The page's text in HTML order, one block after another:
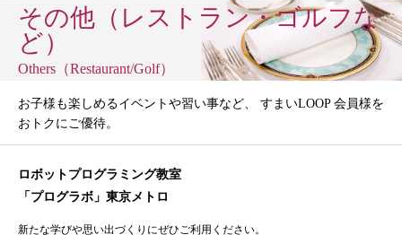
その他（レストラン・ゴルフな
ど）
Others（Restaurant/Golf）
お子様も楽しめるイベントや習い事など、 すまいLOOP 会員様を
おトクにご優待。
ロボットプログラミング教室
「プログラボ」東京メトロ
新たな学びや思い出づくりにぜひご利用ください。